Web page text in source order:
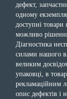
дефект,
одному
доступні товари
можливо
Діагностика
силами нашого
великим
упаковці, в
рекламаційним
опис дефектів і